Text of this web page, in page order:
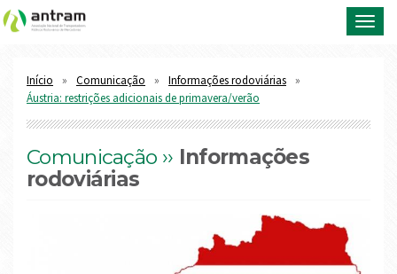
Início Comunicação
Informações rodoviárias
Áustria: restrições adicionais de primavera/verão
Comunicação ›› Informações
rodoviárias